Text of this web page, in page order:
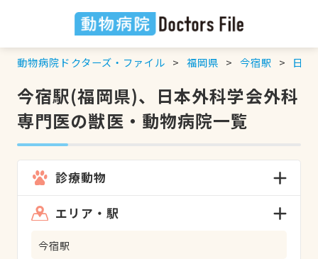
動物病院ドクターズ・ファイル 福岡県 今宿駅 日本
今宿駅(福岡県)、日本外科学会外科
専門医の獣医・動物病院一覧
診療動物
エリア・駅
今宿駅